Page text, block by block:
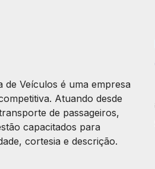
de Veículos é uma empresa
Atuando desde
de passageiros,
capacitados para
cortesia e descrição.